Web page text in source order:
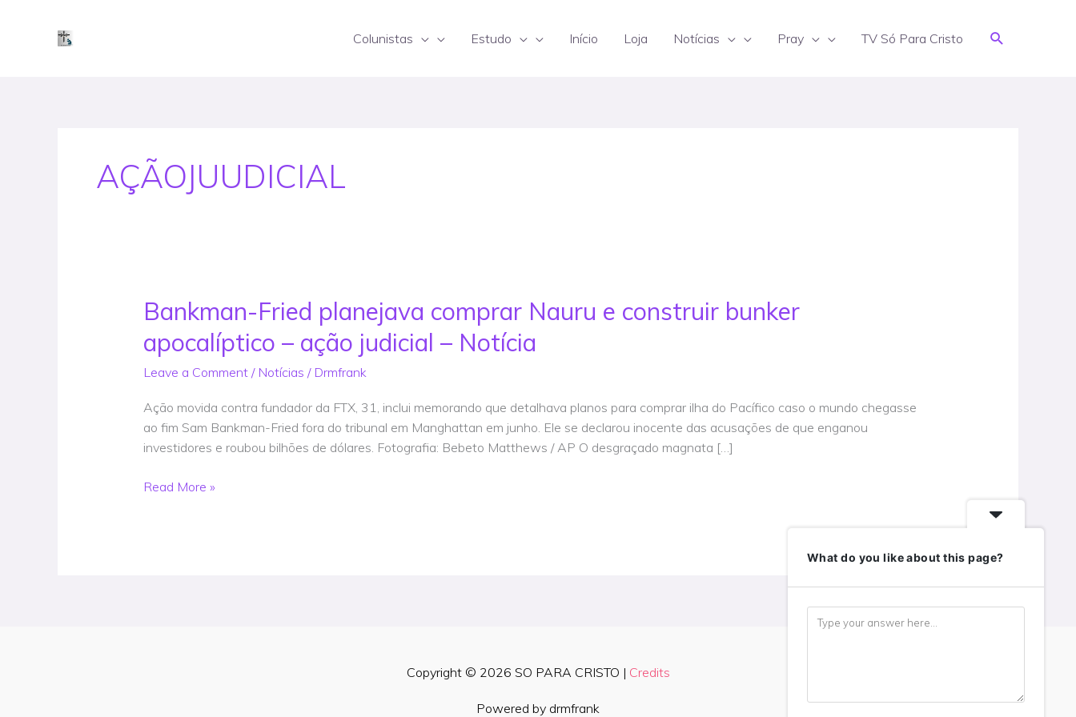
Colunistas Estudo Início Loja Notícias Pray TV Só Para Cristo Search
AÇÃOJUUDICIAL
Bankman-Fried planejava comprar Nauru e construir bunker
apocalíptico – ação judicial – Notícia
Leave a Comment / Notícias / Drmfrank
Ação movida contra fundador da FTX, 31, inclui memorando que detalhava planos para comprar ilha do Pacífico caso o mundo chegasse
ao fim Sam Bankman-Fried fora do tribunal em Manghattan em junho. Ele se declarou inocente das acusações de que enganou
investidores e roubou bilhões de dólares. Fotografia: Bebeto Matthews / AP O desgraçado magnata […]
Bankman-
Fried
planejava
comprar
e
construir
bunker
–
Read More »
Copyright © 2026 SO PARA CRISTO | Credits
Powered by drmfrank
What do you like about this page?